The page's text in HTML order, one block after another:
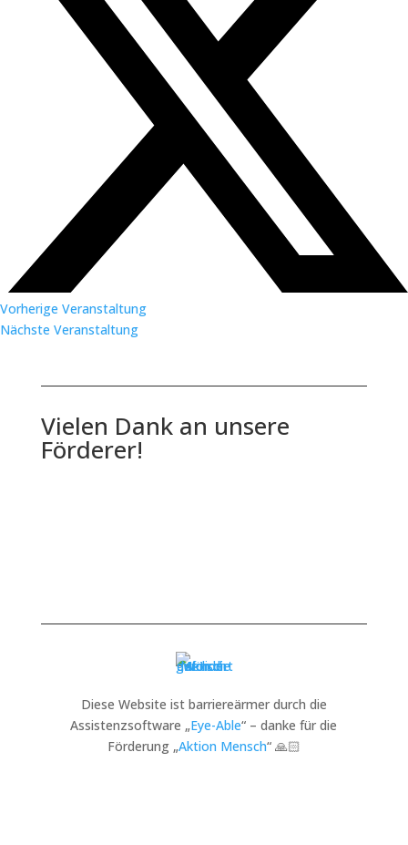
Vorherige Veranstaltung
Nächste Veranstaltung
Vielen Dank an unsere
Förderer!
Diese Website ist barriereärmer durch die
Assistenzsoftware „Eye-Able“ – danke für die
Förderung „Aktion Mensch“ 🙏🏻